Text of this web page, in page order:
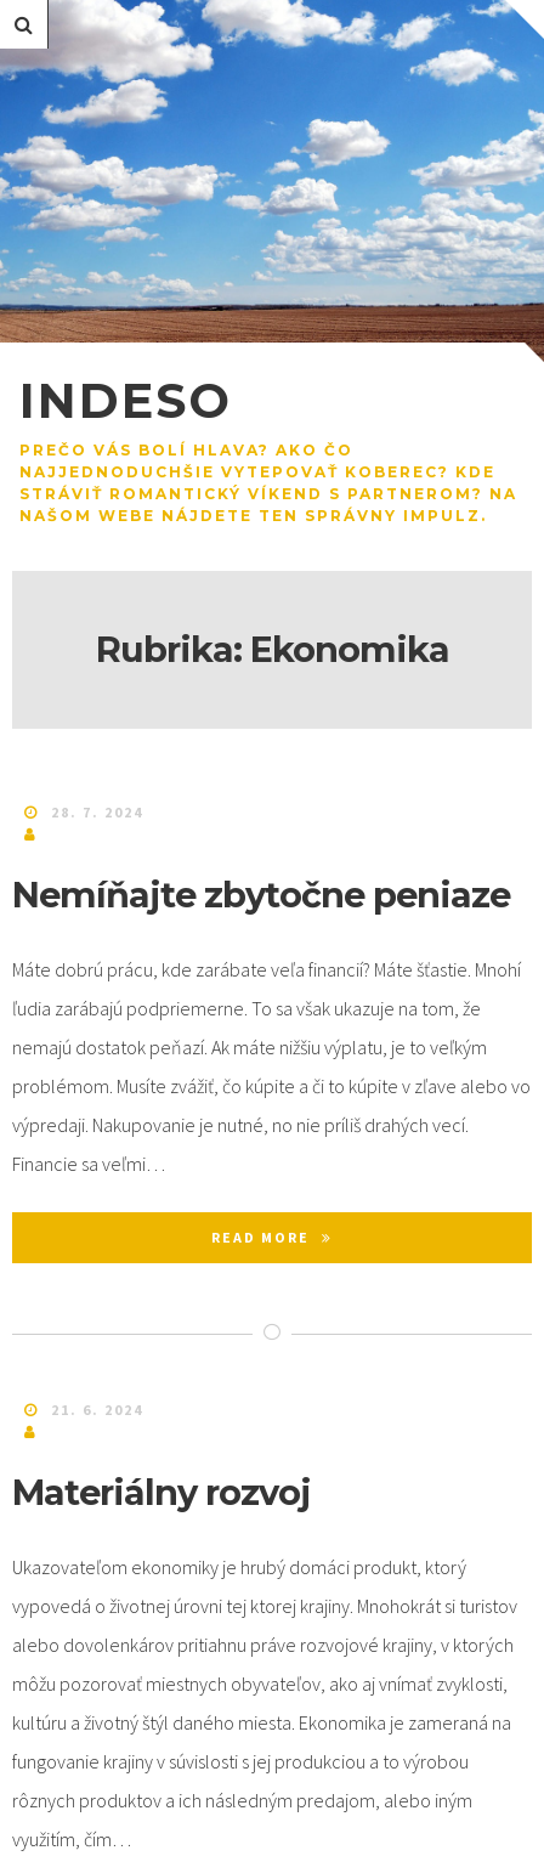
INDESO
PREČO VÁS BOLÍ HLAVA? AKO ČO
NAJJEDNODUCHŠIE VYTEPOVAŤ KOBEREC? KDE
STRÁVIŤ ROMANTICKÝ VÍKEND S PARTNEROM? NA
NAŠOM WEBE NÁJDETE TEN SPRÁVNY IMPULZ.
Rubrika: Ekonomika
28. 7. 2024
Nemíňajte zbytočne peniaze
Máte dobrú prácu, kde zarábate veľa financií? Máte šťastie. Mnohí
ľudia zarábajú podpriemerne. To sa však ukazuje na tom, že
nemajú dostatok peňazí. Ak máte nižšiu výplatu, je to veľkým
problémom. Musíte zvážiť, čo kúpite a či to kúpite v zľave alebo vo
výpredaji. Nakupovanie je nutné, no nie príliš drahých vecí.
Financie sa veľmi…
READ MORE
21. 6. 2024
Materiálny rozvoj
Ukazovateľom ekonomiky je hrubý domáci produkt, ktorý
vypovedá o životnej úrovni tej ktorej krajiny. Mnohokrát si turistov
alebo dovolenkárov pritiahnu práve rozvojové krajiny, v ktorých
môžu pozorovať miestnych obyvateľov, ako aj vnímať zvyklosti,
kultúru a životný štýl daného miesta. Ekonomika je zameraná na
fungovanie krajiny v súvislosti s jej produkciou a to výrobou
rôznych produktov a ich následným predajom, alebo iným
využitím, čím…